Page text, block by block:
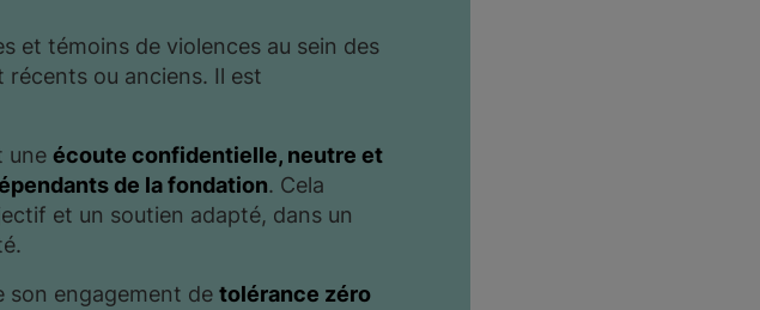
et témoins de violences au sein des
récents ou anciens. Il est
une écoute confidentielle, neutre et
de la fondation. Cela
et un soutien adapté, dans un
son engagement de tolérance zéro